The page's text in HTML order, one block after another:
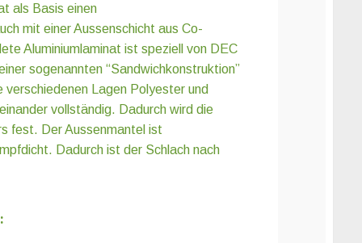
als Basis einen
mit einer Aussenschicht aus Co-
Aluminiumlaminat ist speziell von DEC
sogenannten “Sandwichkonstruktion”
Lagen Polyester und
vollständig. Dadurch wird die
fest. Der Aussenmantel ist
Dadurch ist der Schlach nach